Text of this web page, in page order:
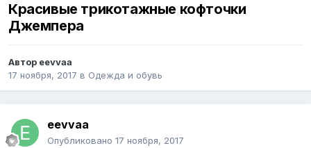
Красивые трикотажные кофточки
Джемпера
Автор eevvaa
17 ноября, 2017 в Одежда и обувь
eevvaa
Опубликовано 17 ноября, 2017